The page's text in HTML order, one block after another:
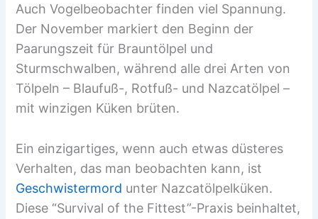
Auch Vogelbeobachter finden viel Spannung.
Der November markiert den Beginn der
Paarungszeit für Brauntölpel und
Sturmschwalben, während alle drei Arten von
Tölpeln – Blaufuß-, Rotfuß- und Nazcatölpel –
mit winzigen Küken brüten.
Ein einzigartiges, wenn auch etwas düsteres
Verhalten, das man beobachten kann, ist
Geschwistermord unter Nazcatölpelküken.
Diese “Survival of the Fittest”-Praxis beinhaltet,